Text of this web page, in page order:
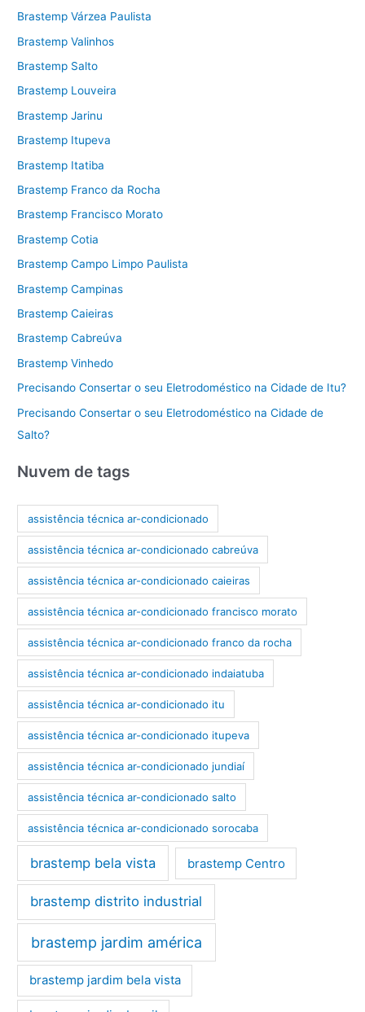
Brastemp Várzea Paulista
Brastemp Valinhos
Brastemp Salto
Brastemp Louveira
Brastemp Jarinu
Brastemp Itupeva
Brastemp Itatiba
Brastemp Franco da Rocha
Brastemp Francisco Morato
Brastemp Cotia
Brastemp Campo Limpo Paulista
Brastemp Campinas
Brastemp Caieiras
Brastemp Cabreúva
Brastemp Vinhedo
Precisando Consertar o seu Eletrodoméstico na Cidade de Itu?
Precisando Consertar o seu Eletrodoméstico na Cidade de
Salto?
Nuvem de tags
assistência técnica ar-condicionado
assistência técnica ar-condicionado cabreúva
assistência técnica ar-condicionado caieiras
assistência técnica ar-condicionado francisco morato
assistência técnica ar-condicionado franco da rocha
assistência técnica ar-condicionado indaiatuba
assistência técnica ar-condicionado itu
assistência técnica ar-condicionado itupeva
assistência técnica ar-condicionado jundiaí
assistência técnica ar-condicionado salto
assistência técnica ar-condicionado sorocaba
brastemp bela vista brastemp Centro
brastemp distrito industrial
brastemp jardim américa
brastemp jardim bela vista